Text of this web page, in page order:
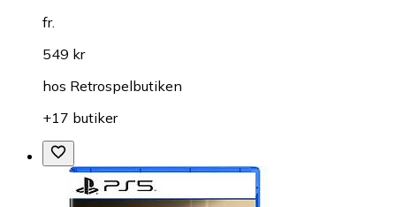
fr.
549 kr
hos Retrospelbutiken
+17 butiker